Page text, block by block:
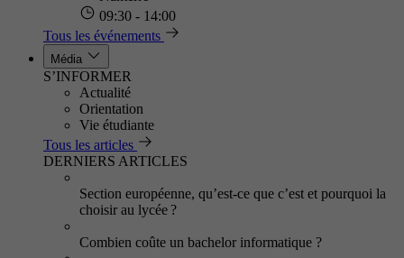
09:30 - 14:00
Tous les événements
Média
S’INFORMER
Actualité
Orientation
Vie étudiante
Tous les articles
DERNIERS ARTICLES
Section européenne, qu’est-ce que c’est et pourquoi la
choisir au lycée ?
Combien coûte un bachelor informatique ?